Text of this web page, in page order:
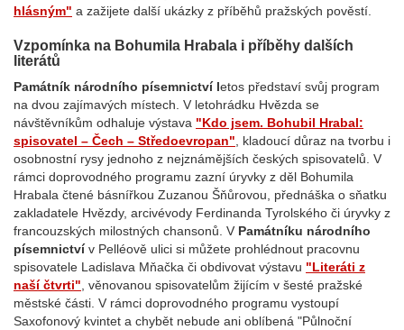
hlásným" a zažijete další ukázky z příběhů pražských pověstí.
Vzpomínka na Bohumila Hrabala i příběhy dalších
literátů
Památník národního písemnictví letos představí svůj program
na dvou zajímavých místech. V letohrádku Hvězda se
návštěvníkům odhaluje výstava "Kdo jsem. Bohubil Hrabal:
spisovatel – Čech – Středoevropan" , kladoucí důraz na tvorbu i
osobnostní rysy jednoho z nejznámějších českých spisovatelů. V
rámci doprovodného programu zazní úryvky z děl Bohumila
Hrabala čtené básnířkou Zuzanou Šňůrovou, přednáška o sňatku
zakladatele Hvězdy, arcivévody Ferdinanda Tyrolského či úryvky z
francouzských milostných chansonů. V Památníku národního
písemnictvív Pelléově ulici si můžete prohlédnout pracovnu
spisovatele Ladislava Mňačka či obdivovat výstavu "Literáti z
naší čtvrti" , věnovanou spisovatelům žijícím v šesté pražské
městské části. V rámci doprovodného programu vystoupí
Saxofonový kvintet a chybět nebude ani oblíbená "Půlnoční